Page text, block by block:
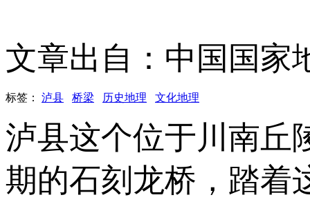
文章出自：中国国家
标签： 泸县 桥梁 历史地理 文化地理
泸县这个位于川南丘
期的石刻龙桥，踏着